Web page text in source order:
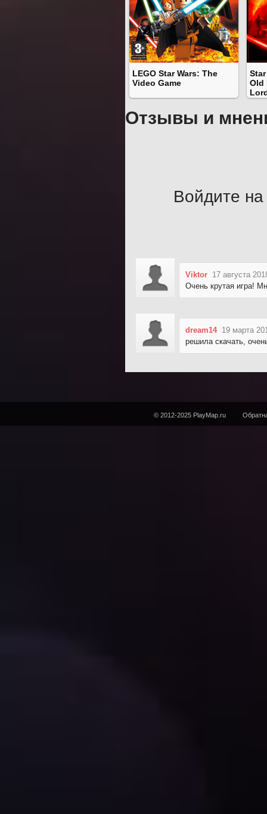
LEGO Star Wars: The
Video Game
Old
Отзывы и
Войдите на
Viktor 17 августа
Очень крутая игра!
dream14 19 марта
решила скачать,
© 2012-2025 PlayMap.ru